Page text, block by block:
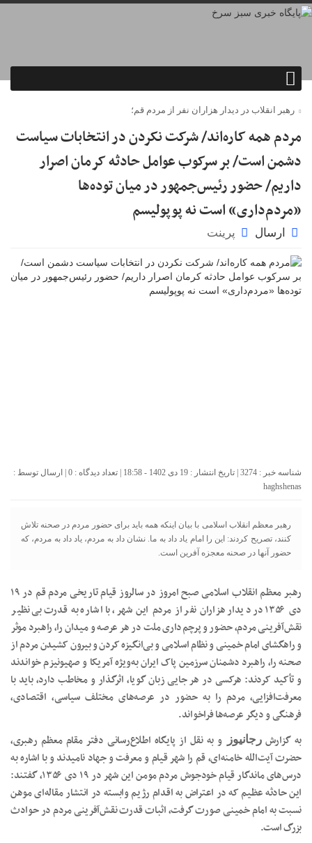
رهبر انقلاب در دیدار هزاران نفر از مردم قم؛
مردم همه کاره‌اند/ شرکت نکردن در انتخابات سیاست
دشمن است/ بر سرکوب عوامل حادثه کرمان اصرار
داریم/ حضور رئیس‌جمهور در میان توده‌ها
«مردم‌داری» است نه پوپولیسم
ارسال پرینت
شناسه خبر : 3274 | تاریخ انتشار : 19 دی 1402 - 18:58 | تعداد دیدگاه : 0 | ارسال توسط :
haghshenas
رهبر معظم انقلاب اسلامی با بیان اینکه همه باید برای حضور مردم در صحنه تلاش
کنند، تصریح کردند: این را امام یاد داد به ما. نشان داد به مردم، یاد داد به مردم،‌ که
حضور آنها در صحنه معجزه آفرین است.
رهبر معظم انقلاب اسلامی صبح امروز در سالروز قیام تاریخی مردم قم در ۱۹
دی ۱۳۵۶ در دیدار هزاران نفر از مردم این شهر، با اشاره به قدرت بی‌نظیر
نقش‌آفرینی مردم، حضور و پرچم‌داری ملت در هر عرصه و میدان را، راهبرد موثر
و راهگشای امام خمینی و نظام اسلامی و بی‌انگیزه کردن و بیرون کشیدن مردم از
صحنه را، راهبرد دشمنان سرزمین پاک ایران به‌‌ویژه آمریکا و صهیونیزم خواندند
و تأکید کردند: هرکسی در هر جایی زبان گویا، اثرگذار و مخاطب دارد، باید با
معرفت‌افزایی، مردم را به حضور در عرصه‌های مختلف سیاسی، اقتصادی،
فرهنگی و دیگر عرصه‌ها فراخواند.
به گزارشرجانیوز و به نقل از پایگاه اطلاع‌رسانی دفتر مقام معظم رهبری،
حضرت آیت‌الله خامنه‌ای، قم را شهر قیام و معرفت و جهاد نامیدند و با اشاره به
درس‌های ماندگار قیام خودجوش مردم مومن این شهر در ۱۹ دی ۱۳۵۶، گفتند:
این حادثه عظیم که در اعتراض به اقدام رژیم وابسته در انتشار مقاله‌ای موهن
نسبت به امام خمینی صورت گرفت، اثبات قدرت نقش‌آفرینی مردم در حوادث
بزرگ است.